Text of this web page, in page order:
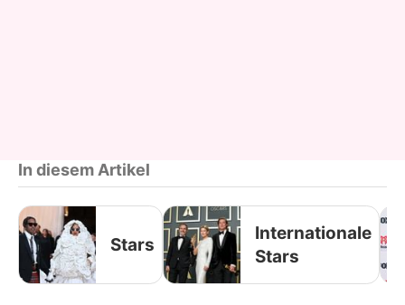
In diesem Artikel
Stars
Internationale
Stars